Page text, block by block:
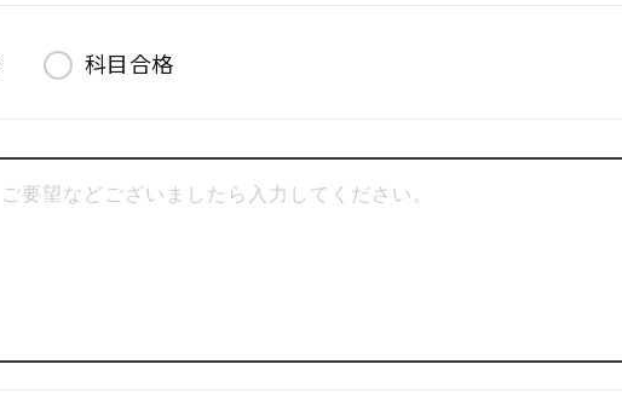
科目合格